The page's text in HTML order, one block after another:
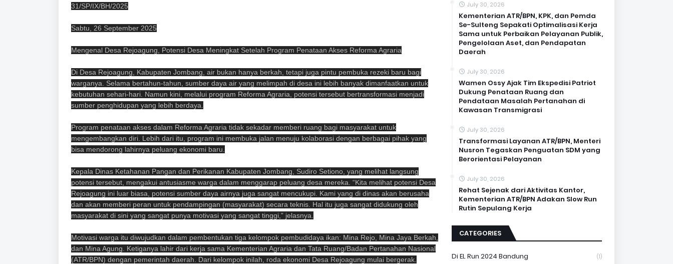
31/SP/IX/BH/2025
Sabtu, 26 September 2025
Mengenal Desa Rejoagung, Potensi Desa Meningkat Setelah Program Penataan Akses Reforma Agraria
Di Desa Rejoagung, Kabupaten Jombang, air bukan hanya berkah, tetapi juga pintu pembuka rezeki baru bagi
warganya. Selama bertahun-tahun, sumber daya air yang melimpah di desa ini lebih banyak dimanfaatkan untuk
kebutuhan sehari-hari. Namun kini, melalui program Reforma Agraria, potensi tersebut bertransformasi menjadi
sumber penghidupan yang lebih berdaya.
Program penataan akses dalam Reforma Agraria tidak sekadar memberi ruang bagi masyarakat untuk
mengembangkan diri. Lebih dari itu, program ini membuka jalan menuju kolaborasi dengan berbagai pihak yang
bisa mendorong lahirnya peluang ekonomi baru.
Kepala Dinas Ketahanan Pangan dan Perikanan Kabupaten Jombang, Sudiro Setiono, yang melihat langsung
potensi tersebut, mengakui antusiasme warga dalam menggarap peluang desa mereka. “Kita melihat potensi Desa
Rejoagung ini luar biasa, potensi sumber daya airnya juga sangat mencukupi. Kami yang di dinas akan berusaha
dan akan memberi peran untuk pendampingan (masyarakat) secara teknis. Hal itu juga sangat didukung oleh
masyarakat di sini yang sangat punya motivasi yang sangat tinggi,” jelasnya.
Motivasi warga itu diwujudkan dalam pembentukan tiga kelompok pembudidaya ikan: Mina Rejo, Mina Jaya Berkah,
dan Mina Agung. Ketiganya lahir dari kerja sama Kementerian Agraria dan Tata Ruang/Badan Pertanahan Nasional
(ATR/BPN) dengan pemerintah daerah. Dari kelompok inilah, roda ekonomi Desa Rejoagung mulai bergerak.
July 30, 2026
Kementerian ATR/BPN, KPK, dan Pemda
Se-Sulteng Sepakati Optimalisasi Kerja
Sama untuk Perbaikan Pelayanan Publik,
Pengelolaan Aset, dan Pendapatan
Daerah
July 30, 2026
Wamen Ossy Ajak Tim Ekspedisi Patriot
Dukung Penataan Ruang dan
Pendataan Masalah Pertanahan di
Kawasan Transmigrasi
July 30, 2026
Transformasi Layanan ATR/BPN, Menteri
Nusron Tegaskan Penguatan SDM yang
Berorientasi Pelayanan
July 30, 2026
Rehat Sejenak dari Aktivitas Kantor,
Kementerian ATR/BPN Adakan Slow Run
Rutin Sepulang Kerja
CATEGORIES
Di EL Run 2024 Bandung (1)